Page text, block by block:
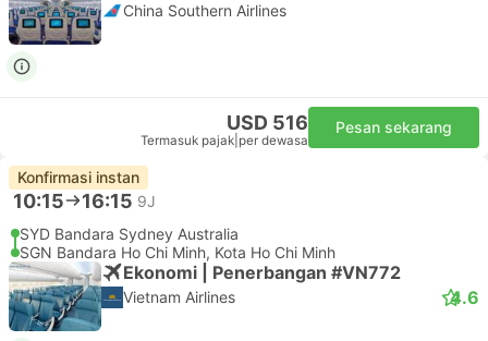
China Southern Airlines
USD 516
Termasuk pajak per dewasa
Pesan sekarang
Konfirmasi instan
10:15 16:15 9J
SYD Bandara Sydney Australia
SGN Bandara Ho Chi Minh, Kota Ho Chi Minh
Ekonomi | Penerbangan #VN772
Vietnam Airlines 4.6